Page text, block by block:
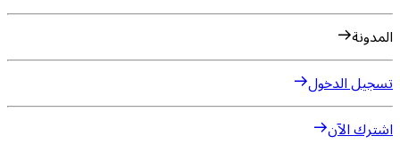
المدونة
تسجيل الدخول
اشترك الآن